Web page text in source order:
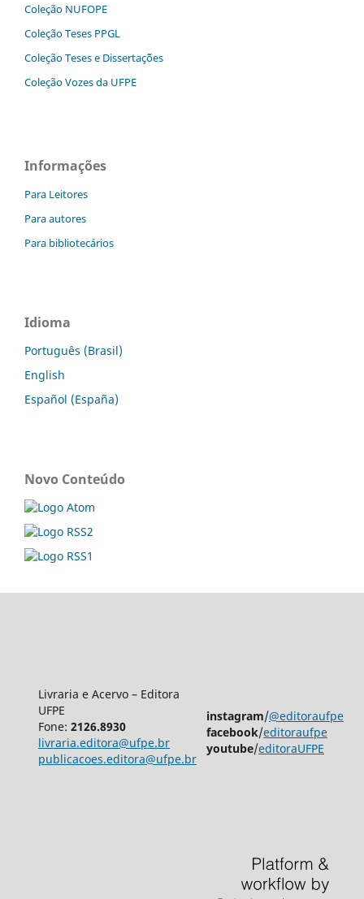
Coleção NUFOPE
Coleção Teses PPGL
Coleção Teses e Dissertaç˜ões
Coleção Vozes da UFPE
Informações
Para Leitores
Para autores
Para bibliotecários
Idioma
Português (Brasil)
English
Español (España)
Novo Conteúdo
Livraria e Acervo – Editora
UFPE
Fone: 2126.8930
livraria.editora@ufpe.br
publicacoes.editora@ufpe.br
instagram/@editoraufpe
facebook/editoraufpe
youtube/editoraUFPE